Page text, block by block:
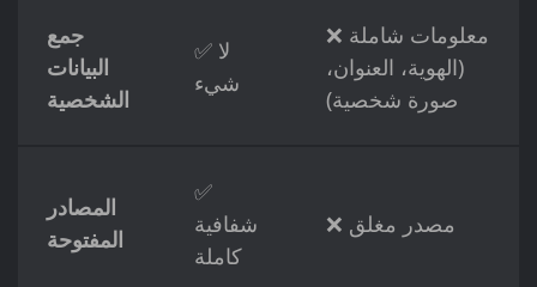
جمع
البيانات
الشخصية
✅ لا
شيء
❌ معلومات شاملة
(الهوية، العنوان،
صورة شخصية)
المصادر
المفتوحة
✅
شفافية
كاملة
❌ مصدر مغلق